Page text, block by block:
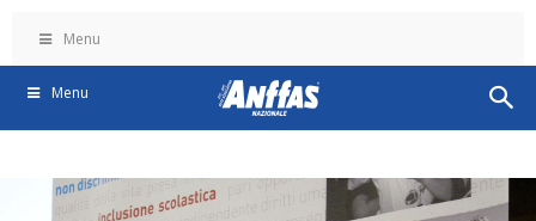
Menu
Menu